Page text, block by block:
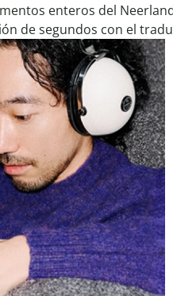
enteros del
de segundos con el